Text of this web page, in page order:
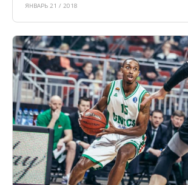
ЯНВАРЬ 21 / 2018